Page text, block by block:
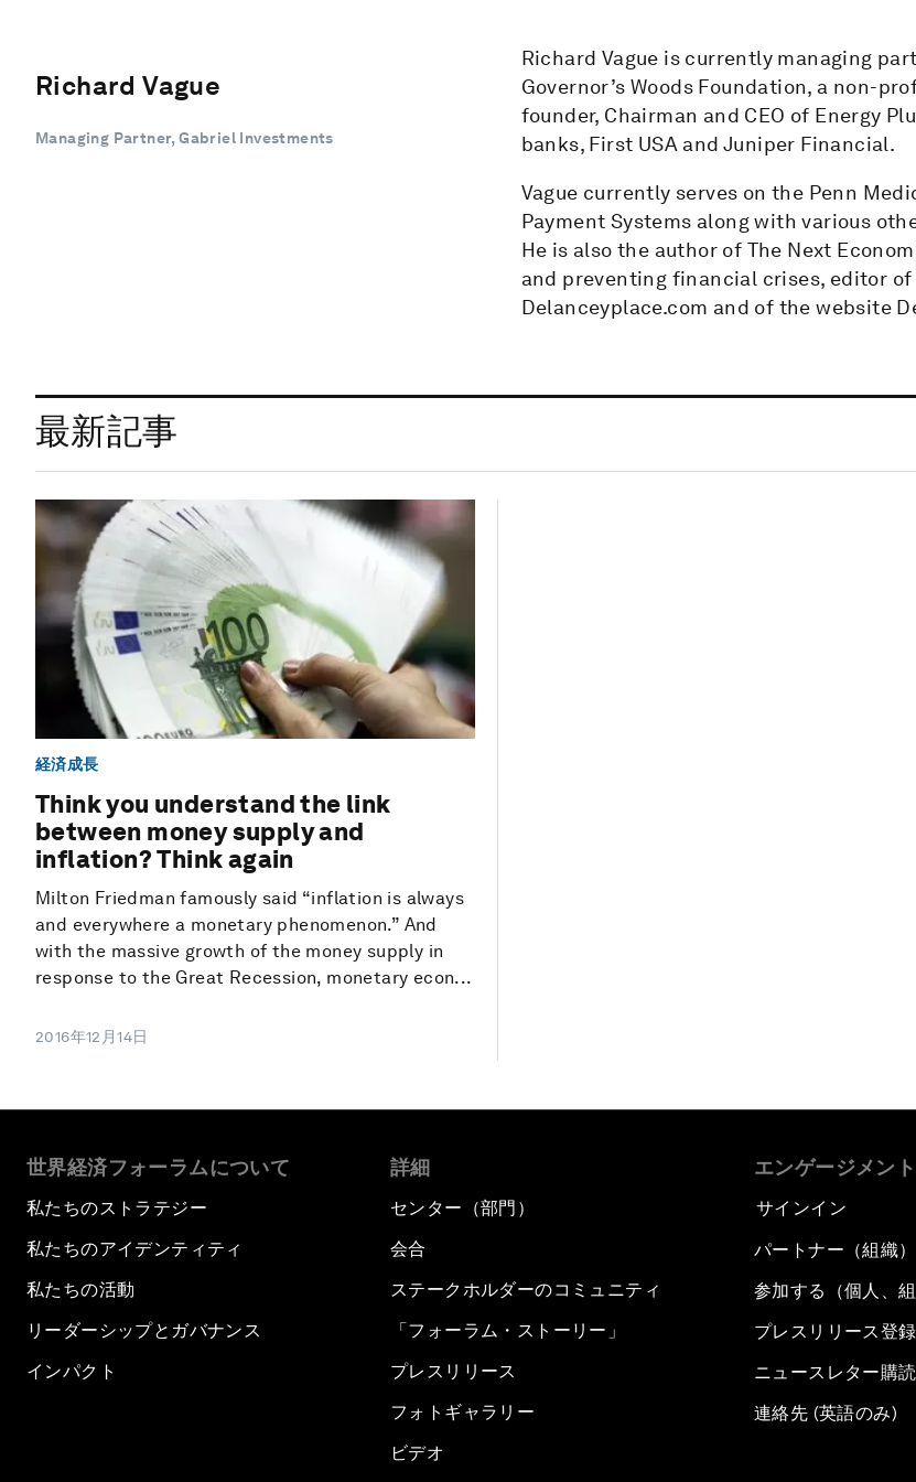
Richard Vague
Managing Partner, Gabriel Investments
Richard Vague is currently managing
Governor’s Woods Foundation, a non-
founder, Chairman and CEO of Energy
banks, First USA and Juniper Financial.
Vague currently serves on the Penn
Payment Systems along with various
He is also the author of The Next
and preventing financial crises, editor
Delanceyplace.com and of the website
最新記事
経済成長
Think you understand the link
between money supply and
inflation? Think again
Milton Friedman famously said “inflation is always
and everywhere a monetary phenomenon.” And
with the massive growth of the money supply in
response to the Great Recession, monetary econ...
2016年12月14日
世界経済フォーラムについて
私たちのストラテジー
私たちのアイデンティティ
私たちの活動
リーダーシップとガバナンス
インパクト
詳細
センター（部門）
会合
ステークホルダーのコミュニティ
「フォーラム・ストーリー」
プレスリリース
フォトギャラリー
ビデオ
エンゲージメント
サインイン
パートナー（組織
参加する（個人、組
プレスリリース登録
ニュースレター購読
連絡先 (英語のみ)